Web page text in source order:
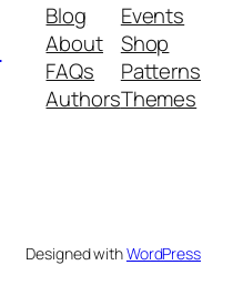
Blog
About
FAQs
Authors
Events
Shop
Patterns
Themes
Designed withWordPress